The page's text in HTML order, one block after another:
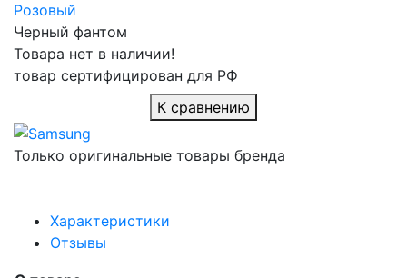
Розовый
Черный фантом
Товара нет в наличии!
товар сертифицирован для РФ
К сравнению
Только оригинальные товары бренда
Характеристики
Отзывы